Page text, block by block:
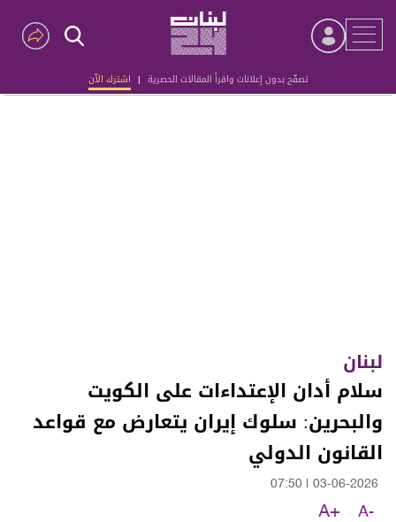
تصفّح بدون إعلانات واقرأ المقالات الحصرية | اشترك الآن
Advertisement
لبنان
سلام أدان الإعتداءات على الكويت
والبحرين: سلوك إيران يتعارض مع قواعد
القانون الدولي
03-06-2026
07:50
A-
A+